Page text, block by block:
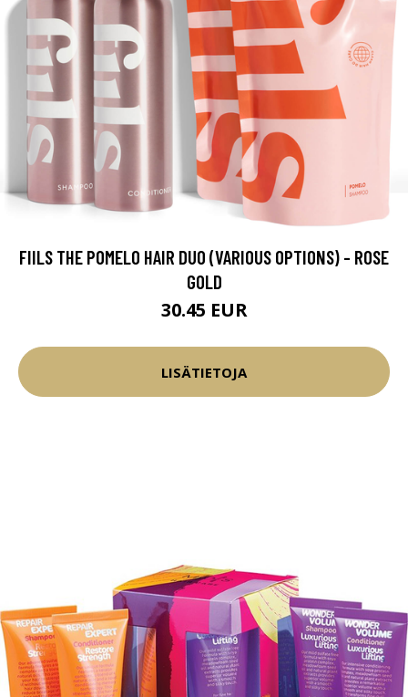
FIILS THE POMELO HAIR DUO (VARIOUS OPTIONS) - ROSE
GOLD
30.45 EUR
LISÄTIETOJA